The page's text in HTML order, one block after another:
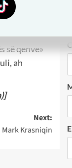
shënuar
zë: «Kush
e
së qenve»
ah
Next:
Krasniqin